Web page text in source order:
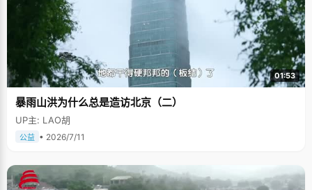
01:53
暴雨山洪为什么总是造访北京（二）
UP主: LAO胡
公益 • 2026/7/11